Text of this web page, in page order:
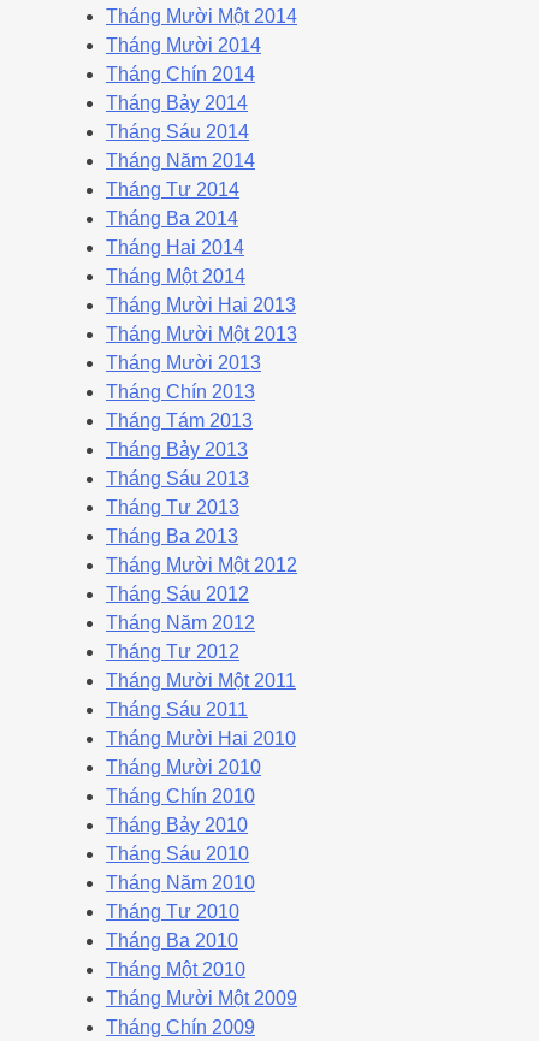
Tháng Mười Một 2014
Tháng Mười 2014
Tháng Chín 2014
Tháng Bảy 2014
Tháng Sáu 2014
Tháng Năm 2014
Tháng Tư 2014
Tháng Ba 2014
Tháng Hai 2014
Tháng Một 2014
Tháng Mười Hai 2013
Tháng Mười Một 2013
Tháng Mười 2013
Tháng Chín 2013
Tháng Tám 2013
Tháng Bảy 2013
Tháng Sáu 2013
Tháng Tư 2013
Tháng Ba 2013
Tháng Mười Một 2012
Tháng Sáu 2012
Tháng Năm 2012
Tháng Tư 2012
Tháng Mười Một 2011
Tháng Sáu 2011
Tháng Mười Hai 2010
Tháng Mười 2010
Tháng Chín 2010
Tháng Bảy 2010
Tháng Sáu 2010
Tháng Năm 2010
Tháng Tư 2010
Tháng Ba 2010
Tháng Một 2010
Tháng Mười Một 2009
Tháng Chín 2009